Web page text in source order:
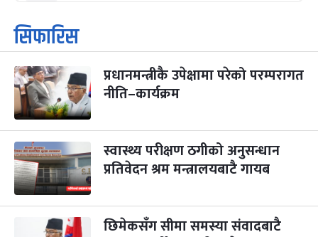
१
आइत
कार्तिक सङ्क्रान्ति
कार्तिक १, २०८३
३
मंगल
महानवमी
कार्तिक ३, २०८३-Oct 20, 2026
२ महिना बाँकी
४
बुध
विजयादशमी
कार्तिक ४, २०८३
५
बिहि
पापा‌ङ्कुशा एकादशी व्रत
कार्तिक ५, २०८३
२ महिना बाँकी
२२ कुकुर तिहार ३ महिना बाँकी
सिफारिस
प्रधानमन्त्रीकै उपेक्षामा परेको परम्परागत
नीति–कार्यक्रम
स्वास्थ्य परीक्षण ठगीको अनुसन्धान
प्रतिवेदन श्रम मन्त्रालयबाटै गायब
छिमेकसँग सीमा समस्या संवादबाटै